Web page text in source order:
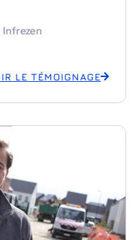
LE TÉMOIGNAGE